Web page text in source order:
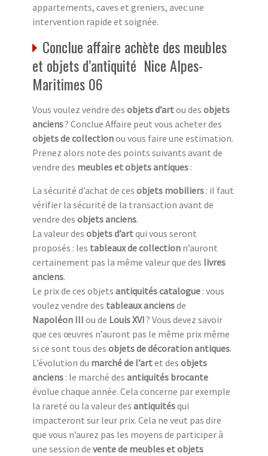
appartements, caves et greniers, avec une
intervention rapide et soignée.
Conclue affaire achète des meubles
et objets d’antiquité Nice Alpes-
Maritimes 06
Vous voulez vendre des objets d’artou des objets
anciens? Conclue Affaire peut vous acheter des
objets de collectionou vous faire une estimation.
Prenez alors note des points suivants avant de
vendre des meubles et objets antiques :
La sécurité d’achat de ces objets mobiliers : il faut
vérifier la sécurité de la transaction avant de
vendre des objets anciens.
La valeur des objets d’artqui vous seront
proposés : les tableaux de collection n’auront
certainement pas la même valeur que des livres
anciens.
Le prix de ces objets antiquités catalogue : vous
voulez vendre des tableaux anciensde
Napoléon III ou de Louis XVI? Vous devez savoir
que ces œuvres n’auront pas le même prix même
si ce sont tous des objets de décoration antiques.
L’évolution du marché de l’artet des objets
anciens : le marché des antiquités brocante
évolue chaque année. Cela concerne par exemple
la rareté ou la valeur des antiquitésqui
impacteront sur leur prix. Cela ne veut pas dire
que vous n’aurez pas les moyens de participer à
une session de vente de meubles et objets